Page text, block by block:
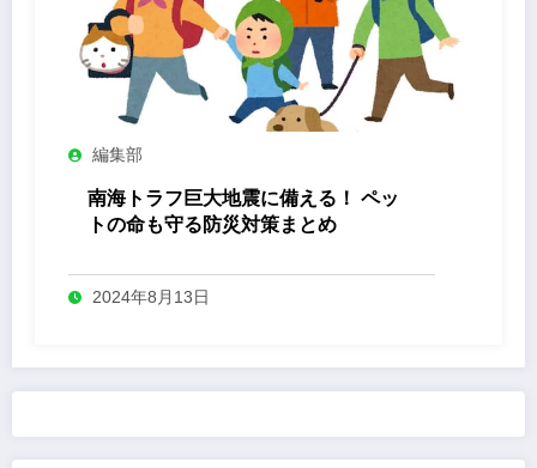
編集部
南海トラフ巨大地震に備える！ ペッ
トの命も守る防災対策まとめ
2024年8月13日